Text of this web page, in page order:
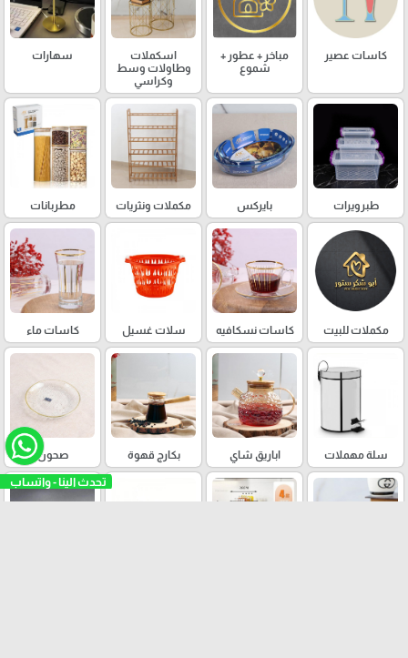
تحدث الينا - واتساب
كاسات عصير
مباخر + عطور +
شموع
اسكملات
وطاولات وسط
وكراسي
سهارات
طبرويرات بايركس مكملات ونثريات مطربانات
مكملات للبيت كاسات نسكافيه سلات غسيل كاسات ماء
سلة مهملات اباريق شاي بكارج قهوة صحون